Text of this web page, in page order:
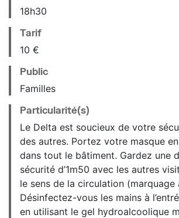
18h30
Tarif
10 €
Public
Familles
Particularité(s)
Le Delta est soucieux de votre
des autres. Portez votre masque
dans tout le bâtiment. Gardez une
sécurité d’1m50 avec les autres
le sens de la circulation (marquage
Désinfectez-vous les mains à
en utilisant le gel hydroalcoolique